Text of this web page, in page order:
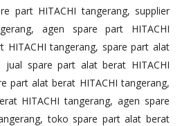
part HITACHI tangerang, supplier
agen spare part HITACHI
HITACHI tangerang, spare part alat
jual spare part alat berat HITACHI
part alat berat HITACHI tangerang,
HITACHI tangerang, agen spare
toko spare part alat berat